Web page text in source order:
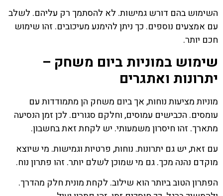
השימוש בהם דורש גמישות. לא להסתמך רק עליהם. לשלב
עם אמצעים נוספים. כך ניתן להימנע מעיכובים. זהו שימוש
חכם יותר.
שימוש במוניות ביום משחק –
יתרונות ואתגרים
מוניות מציעות נוחות, אך ביום משחק הן מתמודדות עם
עומסים. הכבישים עמוסים, וחלקם סגורים. לכן זמן הנסיעה
מתארך. זהו חיסרון משמעותי. יש לקחת זאת בחשבון.
עם זאת, יש גם יתרונות. נוחות, פרטיות וגמישות. מי שיוצא
מוקדם נהנה מכך. גם מי שמוכן לשלם יותר. זהו פתרון נוח.
הפתרון הטוב ביותר הוא שילוב. לקחת מונית חלק מהדרך.